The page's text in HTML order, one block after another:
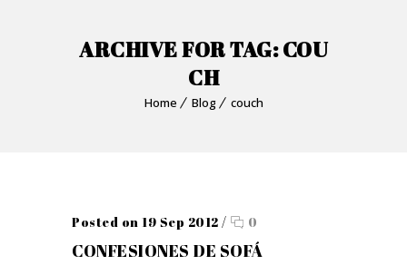
ARCHIVE FOR TAG: COU
CH
Home Blog couch
Posted on 19 Sep 2012 / 0
CONFESIONES DE SOFÁ